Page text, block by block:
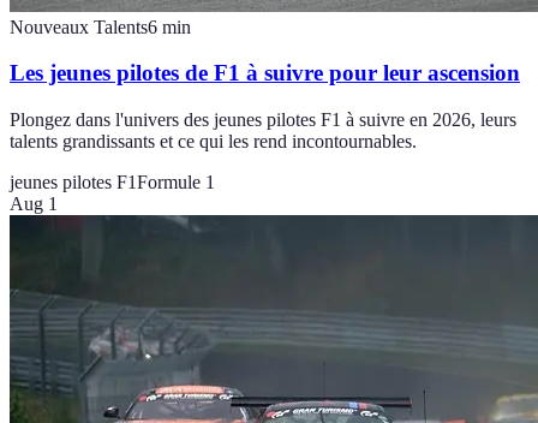
Nouveaux Talents6 min
Les jeunes pilotes de F1 à suivre pour leur ascension
Plongez dans l'univers des jeunes pilotes F1 à suivre en 2026, leurs
talents grandissants et ce qui les rend incontournables.
jeunes pilotes F1Formule 1
Aug 1